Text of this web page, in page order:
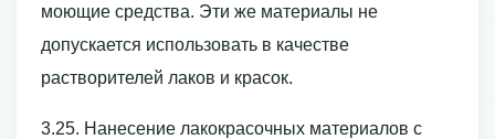
моющие средства. Эти же материалы не
допускается использовать в качестве
растворителей лаков и красок.
3.25. Нанесение лакокрасочных материалов с